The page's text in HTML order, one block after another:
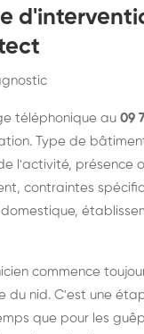
téléphonique au 09
Type de
l'activité, présence
contraintes
commence
du nid. C'est une
que pour les